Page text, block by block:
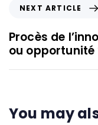
NEXT ARTICLE
Procès de
ou opportunité
You may